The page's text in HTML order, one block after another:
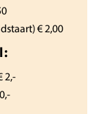
€ 2,00
2,-